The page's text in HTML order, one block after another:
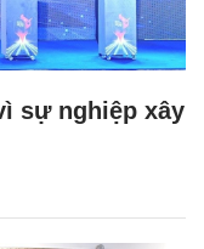
sự nghiệp xây